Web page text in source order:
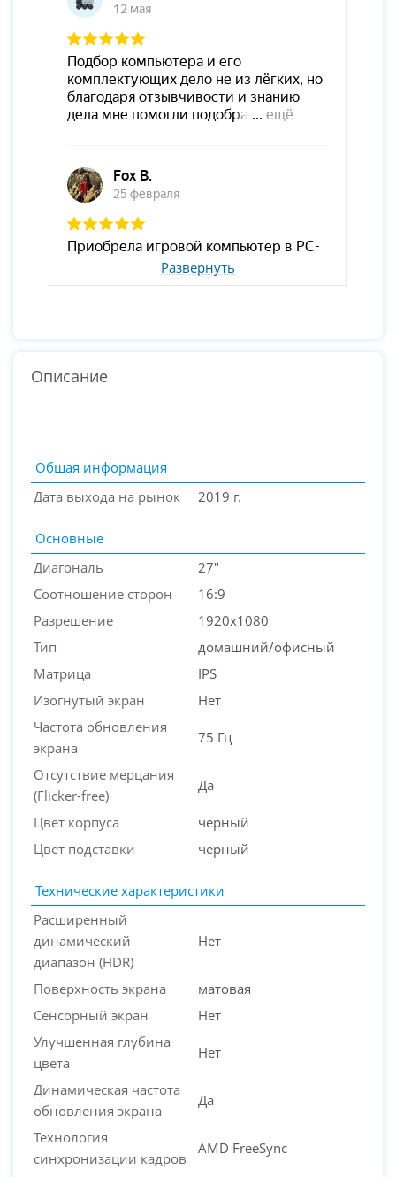
Развернуть
Описание
Общая информация
Дата выхода на рынок
2019 г.
Основные
Диагональ
27"
Соотношение сторон
16:9
Разрешение
1920x1080
Тип
домашний/офисный
Матрица
IPS
Изогнутый экран
Нет
Частота обновления
экрана
75 Гц
Отсутствие мерцания
(Flicker-free)
Да
Цвет корпуса
черный
Цвет подставки
черный
Технические характеристики
Расширенный
динамический
диапазон (HDR)
Нет
Поверхность экрана
матовая
Сенсорный экран
Нет
Улучшенная глубина
цвета
Нет
Динамическая частота
обновления экрана
Да
Технология
синхронизации кадров
AMD FreeSync